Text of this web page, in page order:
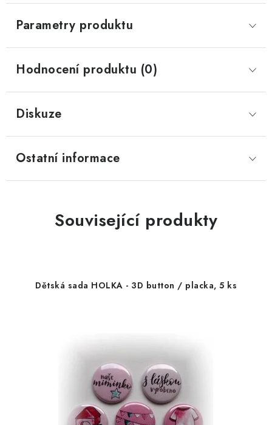
Parametry produktu
Hodnocení produktu (0)
Diskuze
Ostatní informace
Související produkty
Dětská sada HOLKA - 3D button / placka, 5 ks